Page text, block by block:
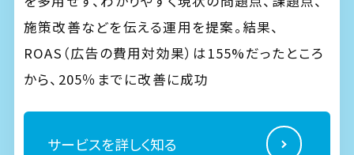
施策改善などを伝える運用を提案。結果、
ROAS（広告の費用対効果）は155%だったところ
から、205％までに改善に成功
サービスを詳しく知る